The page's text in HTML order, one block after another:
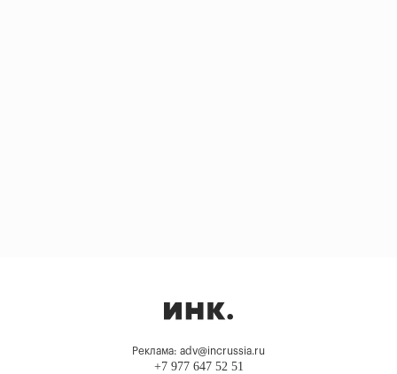
Реклама: adv@incrussia.ru
+7 977 647 52 51